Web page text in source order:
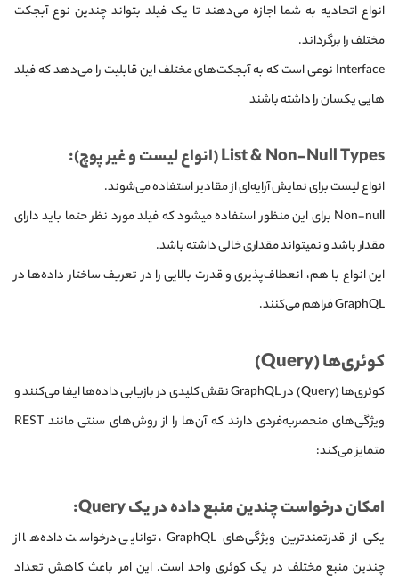
انواع اتحادیه به شما اجازه می‌دهند تا یک فیلد بتواند چندین نوع آبجکت
مختلف را برگرداند.
Interface نوعی است که به آبجکت‌های مختلف این قابلیت را می‌دهد که فیلد
هایی یکسان را داشته باشند
List & Non-Null Types (انواع لیست و غیر پوچ):
انواع لیست برای نمایش آرایه‌ای از مقادیر استفاده می‌شوند.
Non-null برای این منظور استفاده میشود که فیلد مورد نظر حتما باید دارای
مقدار باشد و نمیتواند مقداری خالی داشته باشد.
این انواع با هم، انعطاف‌پذیری و قدرت بالایی را در تعریف ساختار داده‌ها در
GraphQL فراهم می‌کنند.
کوئری‌ها (Query)
کوئری‌ها (Query) در GraphQL نقش کلیدی در بازیابی داده‌ها ایفا می‌کنند و
ویژگی‌های منحصربه‌فردی دارند که آن‌ها را از روش‌های سنتی مانند REST
متمایز می‌کند:
امکان درخواست چندین منبع داده در یک Query:
یکی از قدرتمندترین ویژگی‌های GraphQL، توانایی درخواست داده‌ها از
چندین منبع مختلف در یک کوئری واحد است. این امر باعث کاهش تعداد